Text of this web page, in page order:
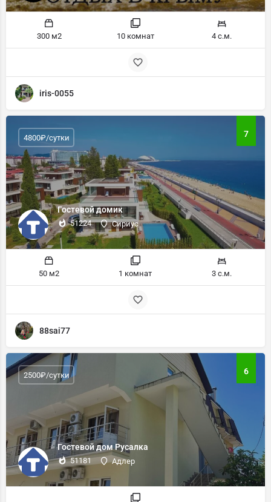
300 м2 10 комнат 4 с.м.
iris-0055
7
Гостевой домик
51224 Сириус
4800₽/сутки
50 м2 1 комнат 3 с.м.
88sai77
6
Гостевой дом Русалка
51181 Адлер
2500₽/сутки